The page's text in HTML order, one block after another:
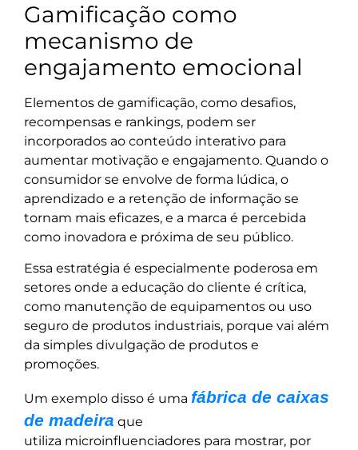
Gamificação como
mecanismo de
engajamento emocional
Elementos de gamificação, como desafios,
recompensas e rankings, podem ser
incorporados ao conteúdo interativo para
aumentar motivação e engajamento. Quando o
consumidor se envolve de forma lúdica, o
aprendizado e a retenção de informação se
tornam mais eficazes, e a marca é percebida
como inovadora e próxima de seu público.
Essa estratégia é especialmente poderosa em
setores onde a educação do cliente é crítica,
como manutenção de equipamentos ou uso
seguro de produtos industriais, porque vai além
da simples divulgação de produtos e
promoções.
Um exemplo disso é uma fábrica de caixas
de madeira que
utiliza microinfluenciadores para mostrar, por